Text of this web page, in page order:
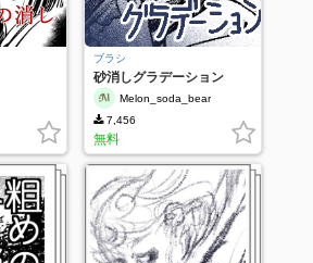
ブラシ
砂消しグラデーション
Melon_soda_bear
7,456
無料